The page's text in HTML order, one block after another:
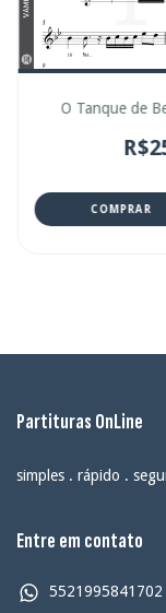
O Tanque de
COMPRAR
Partituras OnLine
simples . rápido .
Entre em contato
5521995841702